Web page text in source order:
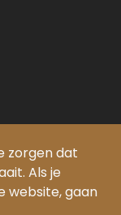
zorgen dat
Als je
website, gaan